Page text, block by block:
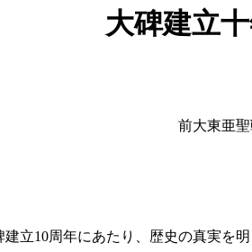
大碑建立
前大東亜
建立10周年にあたり、歴史の真実を